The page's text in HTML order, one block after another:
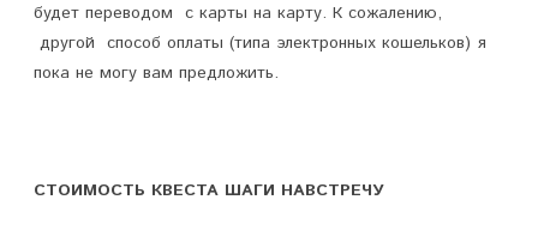
будет переводом с карты на карту. К сожалению,
другой способ оплаты (типа электронных кошельков) я
пока не могу вам предложить.
СТОИМОСТЬ КВЕСТА ШАГИ НАВСТРЕЧУ